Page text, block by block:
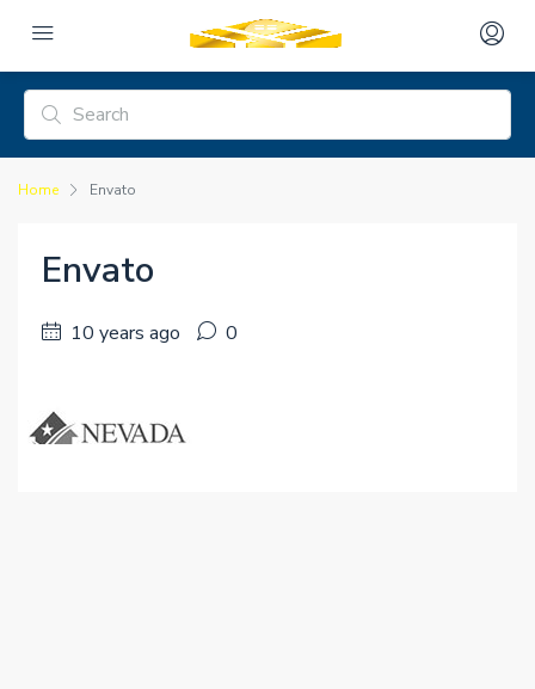
Home Envato
Envato
10 years ago 0